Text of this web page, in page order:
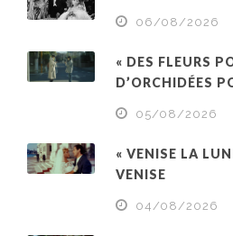
06/08/2026
« DES FLEURS
D’ORCHIDÉES
05/08/2026
« VENISE LA
VENISE
04/08/2026